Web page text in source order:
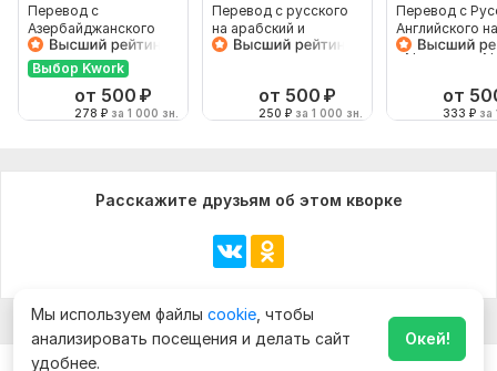
Перевод с
Азербайджанского
языка и на
Азербайджанский
язык от носителя
Выбор Kwork
от 500 ₽
278 ₽ за 1 000 зн.
Перевод с русского
на арабский и
диалекты arabic
от 500 ₽
250 ₽ за 1 000 зн.
Перевод с
Английского на
Турецкий с
от
333 ₽ за
Расскажите друзьям об этом кворке
Мы используем файлы cookie , чтобы
анализировать посещения и делать сайт
удобнее.
Окей!